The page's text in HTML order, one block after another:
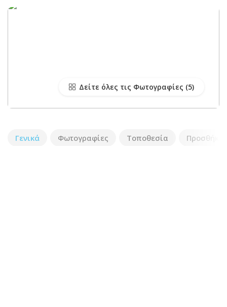
Δείτε όλες τις Φωτογραφίες
Γενικά Φωτογραφίες Τοποθεσία Προσθήκη